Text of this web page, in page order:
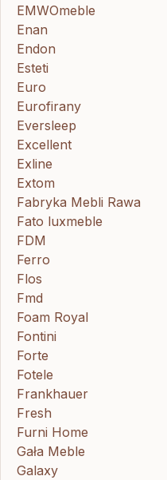
EMWOmeble
Enan
Endon
Esteti
Euro
Eurofirany
Eversleep
Excellent
Exline
Extom
Fabryka Mebli Rawa
Fato luxmeble
FDM
Ferro
Flos
Fmd
Foam Royal
Fontini
Forte
Fotele
Frankhauer
Fresh
Furni Home
Gała Meble
Galaxy